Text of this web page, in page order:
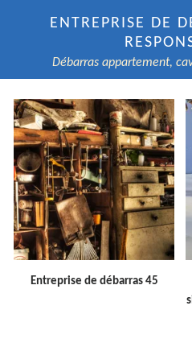
ENTREPRISE DE
Débarras appartement,
Entreprise de débarras 45